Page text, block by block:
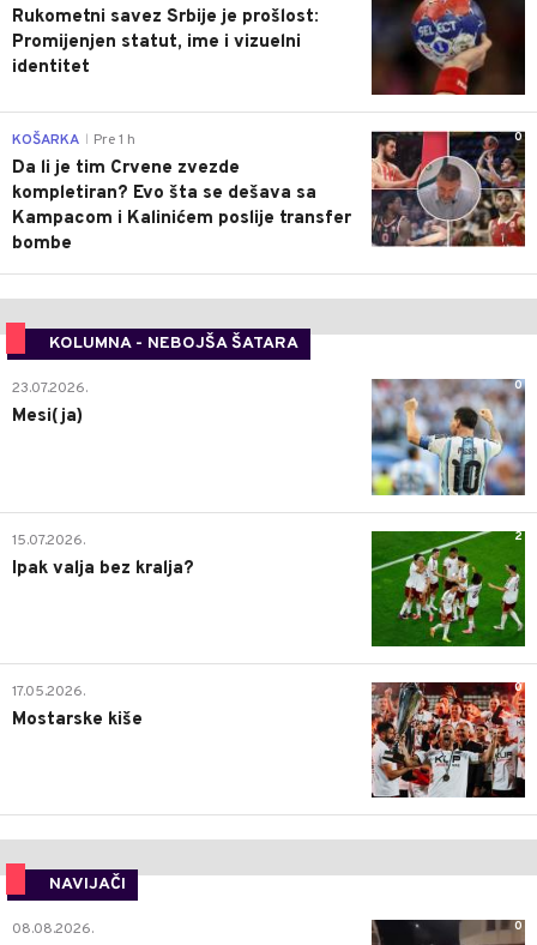
Rukometni savez Srbije je prošlost:
Promijenjen statut, ime i vizuelni
identitet
0
KOŠARKA Pre 1 h
Da li je tim Crvene zvezde
kompletiran? Evo šta se dešava sa
Kampacom i Kalinićem poslije transfer
bombe
KOLUMNA - NEBOJŠA ŠATARA
0
23.07.2026.
Mesi(ja)
2
15.07.2026.
Ipak valja bez kralja?
0
17.05.2026.
Mostarske kiše
NAVIJAČI
0
08.08.2026.